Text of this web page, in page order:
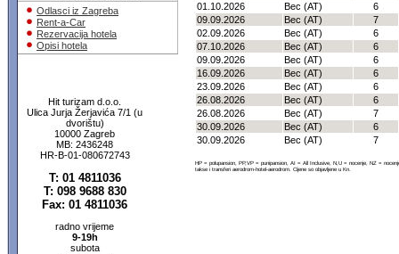
Odlasci iz Zagreba
Rent-a-Car
Rezervacija hotela
Opisi hotela
Hit turizam d.o.o.
Ulica Jurja Žerjavića 7/1 (u
dvorištu)
10000 Zagreb
MB: 2436248
HR-B-01-080672743
T: 01 4811036
T: 098 9688 830
Fax: 01 4811036
radno vrijeme
9-19h
subota
01.10.2026
Bec (AT)
6
09.09.2026
Bec (AT)
7
02.09.2026
Bec (AT)
6
07.10.2026
Bec (AT)
6
09.09.2026
Bec (AT)
6
16.09.2026
Bec (AT)
6
23.09.2026
Bec (AT)
6
26.08.2026
Bec (AT)
6
26.08.2026
Bec (AT)
7
30.09.2026
Bec (AT)
6
30.09.2026
Bec (AT) 7
HP = polupansion, PP,VP = punipansion, AI = All Inclusive, N,U = nocenje, NZ =
takse i transferi aerodrom-hotel-aerodrom. Cijene so objavljene u Kn.